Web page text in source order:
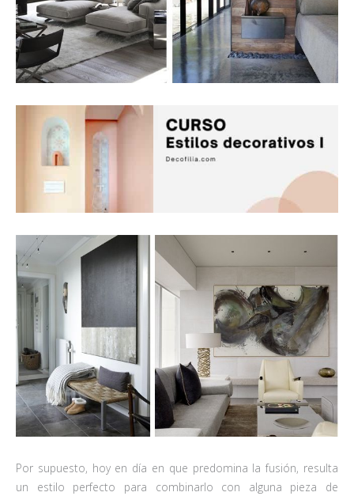
Por supuesto, hoy en día en que predomina la fusión, resulta
un estilo perfecto para combinarlo con alguna pieza de